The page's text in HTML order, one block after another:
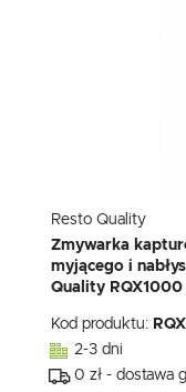
Resto Quality
Zmywarka
myjącego i
Quality RQX1000
Kod produktu:
2-3 dni
0 zł - dostawa